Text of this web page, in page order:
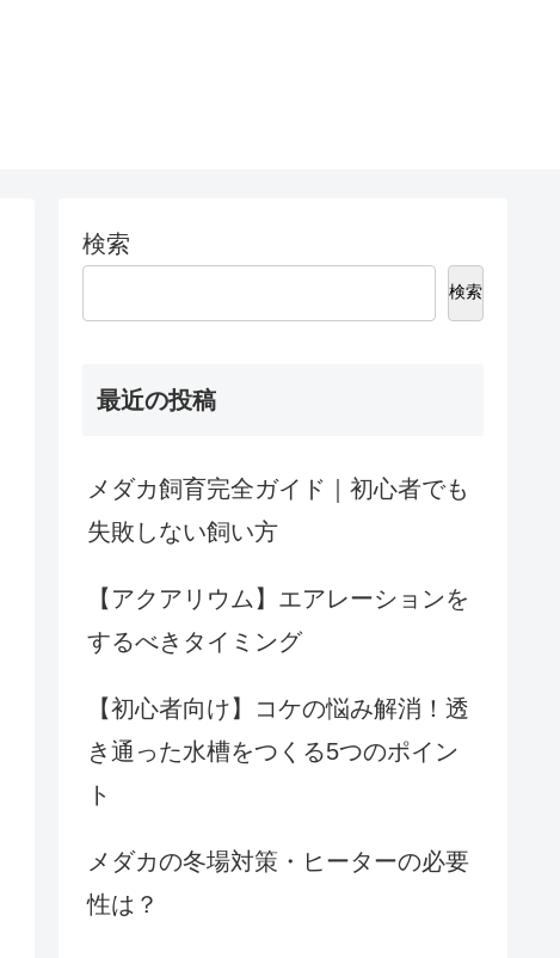
検索
検索
最近の投稿
メダカ飼育完全ガイド｜初心者でも
失敗しない飼い方
【アクアリウム】エアレーションを
するべきタイミング
【初心者向け】コケの悩み解消！透
き通った水槽をつくる5つのポイン
ト
メダカの冬場対策・ヒーターの必要
性は？